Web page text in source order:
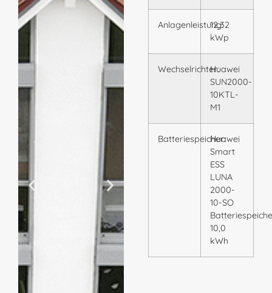
Anlagenleistung:
12,32
kWp
Wechselrichter:Huawei
SUN2000-
10KTL-
M1
Batteriespeicher:Huawei
Smart
ESS
LUNA
2000-
10-SO
10,0
kWh